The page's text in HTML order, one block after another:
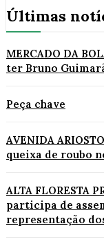
Últimas
MERCADO DA
ter Bruno
Peça chave
AVENIDA
queixa de roubo
ALTA FLORESTA
participa de
representação